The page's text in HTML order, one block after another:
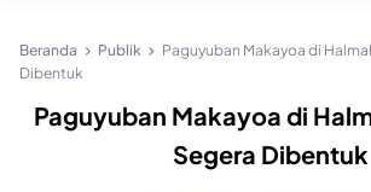
Beranda Publik
Paguyuban Makayoa di
Dibentuk
Paguyuban Makayoa di
Segera Dibentuk